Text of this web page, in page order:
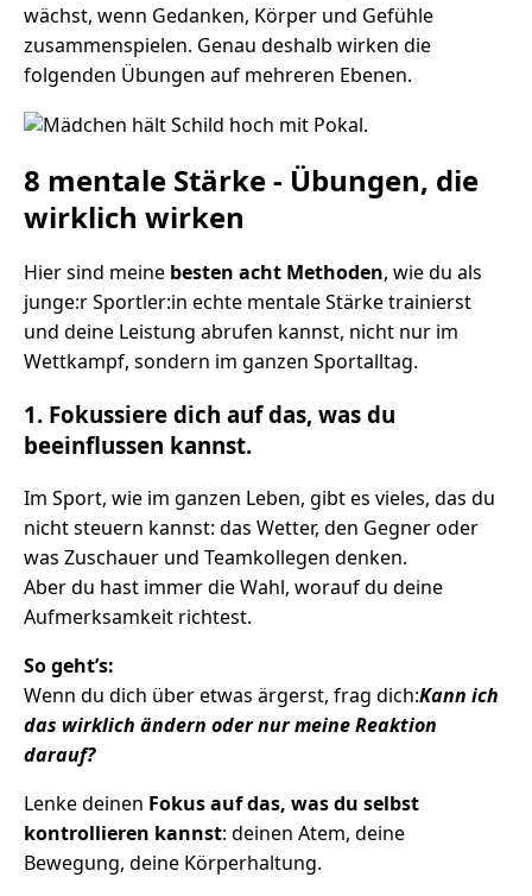
wächst, wenn Gedanken, Körper und Gefühle
zusammenspielen. Genau deshalb wirken die
folgenden Übungen auf mehreren Ebenen.
8 mentale Stärke - Übungen, die
wirklich wirken
Hier sind meine besten acht Methoden, wie du als
junge:r Sportler:in echte mentale Stärke trainierst
und deine Leistung abrufen kannst, nicht nur im
Wettkampf, sondern im ganzen Sportalltag.
1. Fokussiere dich auf das, was du
beeinflussen kannst.
Im Sport, wie im ganzen Leben, gibt es vieles, das du
nicht steuern kannst: das Wetter, den Gegner oder
was Zuschauer und Teamkollegen denken.
Aber du hast immer die Wahl, worauf du deine
Aufmerksamkeit richtest.
So geht’s:
Wenn du dich über etwas ärgerst, frag dich:Kann ich
das wirklich ändern oder nur meine Reaktion
darauf?
Lenke deinen Fokus auf das, was du selbst
kontrollieren kannst: deinen Atem, deine
Bewegung, deine Körperhaltung.